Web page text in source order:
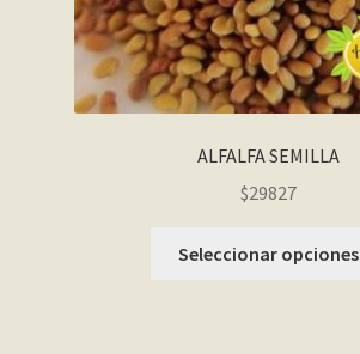
Wishlist
Wishlist
ALFALFA SEMILLA
$29827
Seleccionar opciones